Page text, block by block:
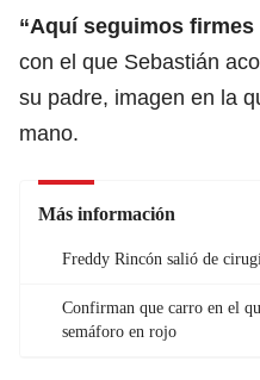
“Aquí seguimos firmes
con el que Sebastián
su padre, imagen en la
mano.
Más información
Freddy Rincón salió de
Confirman que carro en el
semáforo en rojo